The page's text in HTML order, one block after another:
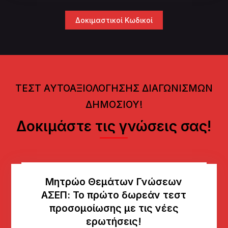
Δοκιμαστικοί Κωδικοί
ΤΕΣΤ ΑΥΤΟΑΞΙΟΛΟΓΗΣΗΣ ΔΙΑΓΩΝΙΣΜΩΝ
ΔΗΜΟΣΙΟΥ!
Δοκιμάστε τις γνώσεις σας!
Μητρώο Θεμάτων Γνώσεων
AΣΕΠ: Το πρώτο δωρεάν τεστ
προσομοίωσης με τις νέες
ερωτήσεις!